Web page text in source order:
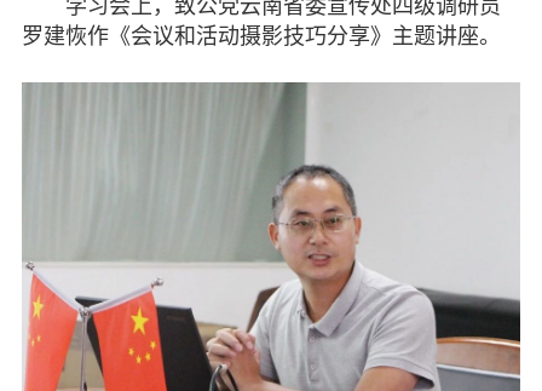
联系我们
媒体报道
侨海动态
七彩云南
学习会上，致公党云南省委宣传处四级调研员
罗建恢作《会议和活动摄影技巧分享》主题讲座。